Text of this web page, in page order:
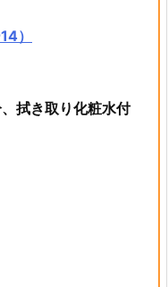
）
拭き取り化粧水付